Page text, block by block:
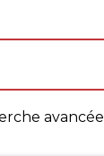
avancée